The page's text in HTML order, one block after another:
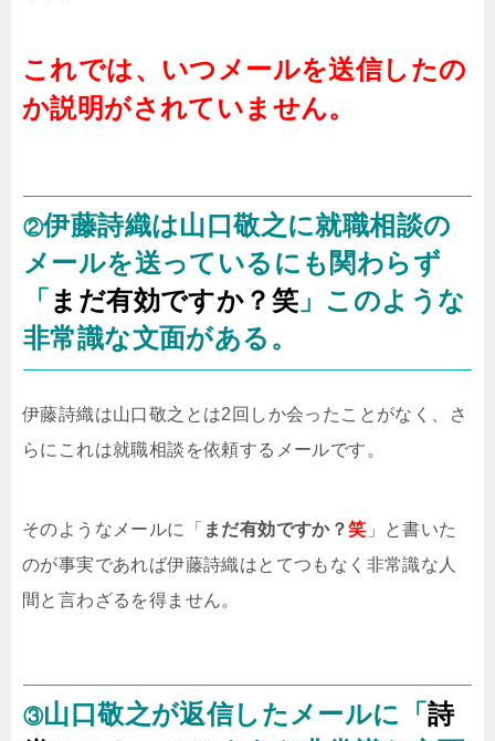
これでは、いつメールを送信したの
か説明がされていません。
②伊藤詩織は山口敬之に就職相談の
メールを送っているにも関わらず
「 まだ有効ですか？ 笑 」このような
非常識な文面がある。
伊藤詩織は山口敬之とは2回しか会ったことがなく、さ
らにこれは就職相談を依頼するメールです。
そのようなメールに「 まだ有効ですか？笑 」と書いた
のが事実であれば伊藤詩織はとてつもなく非常識な人
間と言わざるを得ません。
③山口敬之が返信したメールに「詩